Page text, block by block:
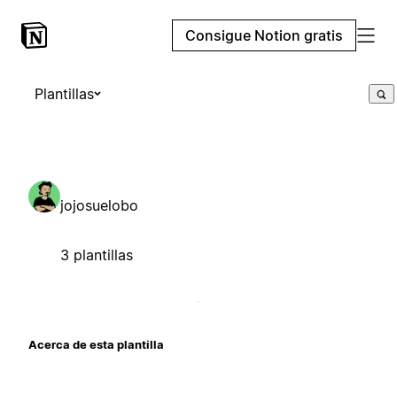
Consigue Notion gratis
Plantillas
jojosuelobo
3 plantillas
Acerca de esta plantilla